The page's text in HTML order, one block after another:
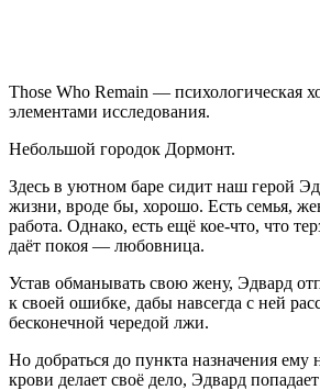
Those Who Remain — психологическая
элементами исследования.
Небольшой городок Дормонт.
Здесь в уютном баре сидит наш герой
жизни, вроде бы, хорошо. Есть семья,
работа. Однако, есть ещё кое-что, что
даёт покоя — любовница.
Устав обманывать свою жену, Эдвард
к своей ошибке, дабы навсегда с ней
бесконечной чередой лжи.
Но добраться до пункта назначения ему
крови делает своё дело, Эдвард